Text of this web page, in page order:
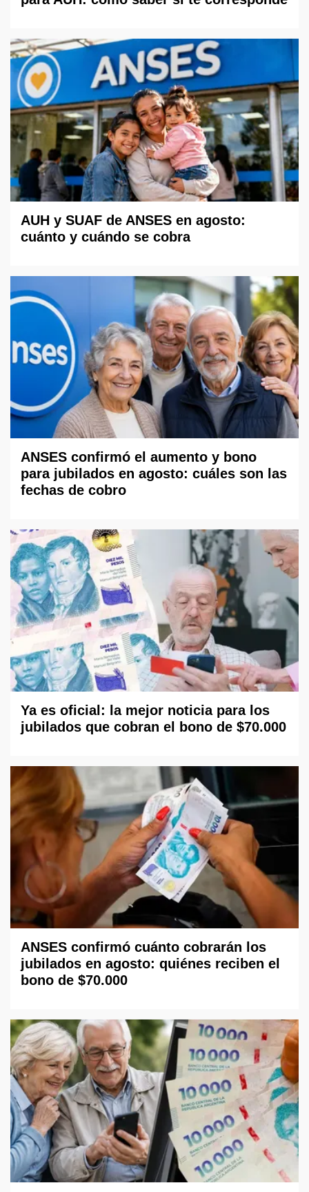
AUH y SUAF de ANSES en agosto:
cuánto y cuándo se cobra
ANSES confirmó el aumento y bono
para jubilados en agosto: cuáles son las
fechas de cobro
Ya es oficial: la mejor noticia para los
jubilados que cobran el bono de $70.000
ANSES confirmó cuánto cobrarán los
jubilados en agosto: quiénes reciben el
bono de $70.000